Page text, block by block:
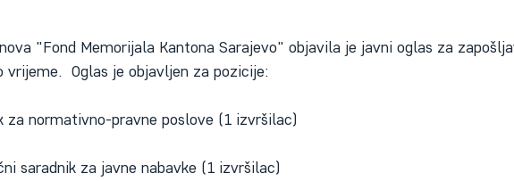
"Fond Memorijala Kantona Sarajevo" objavila je javni oglas za
vrijeme.  Oglas je objavljen za pozicije:
za normativno-pravne poslove (1 izvršilac)
saradnik za javne nabavke (1 izvršilac)